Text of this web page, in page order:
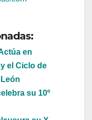
en
el Ciclo de
su 10º